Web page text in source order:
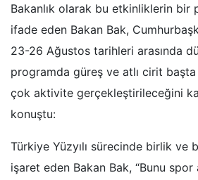
Bakanlık olarak bu etkinliklerin bir
ifade eden Bakan Bak,
23-26 Ağustos tarihleri arasında
programda güreş ve atlı cirit
çok aktivite gerçekleştirileceğini
konuştu:
Türkiye Yüzyılı sürecinde birlik ve
işaret eden Bakan Bak, “Bunu